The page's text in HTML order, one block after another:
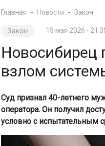
Главная Новости Закон
Закон 15 мая 2026 -
Новосибирец
взлом
Суд признал 40-летнего
оператора. Он получил
условно с испытательным